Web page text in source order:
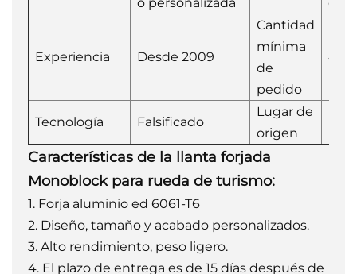
Experiencia Desde 2009
Cantidad
mínima
de
pedido
4
Tecnología Falsificado
Lugar de
origen
Características de la llanta forjada
Monoblock para rueda de turismo:
1. Forja aluminio ed 6061-T6
2. Diseño, tamaño y acabado personalizados.
3. Alto rendimiento, peso ligero.
4. El plazo de entrega es de 15 días después de